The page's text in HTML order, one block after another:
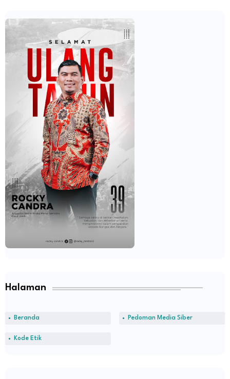
Halaman
Beranda Pedoman Media Siber
Kode Etik